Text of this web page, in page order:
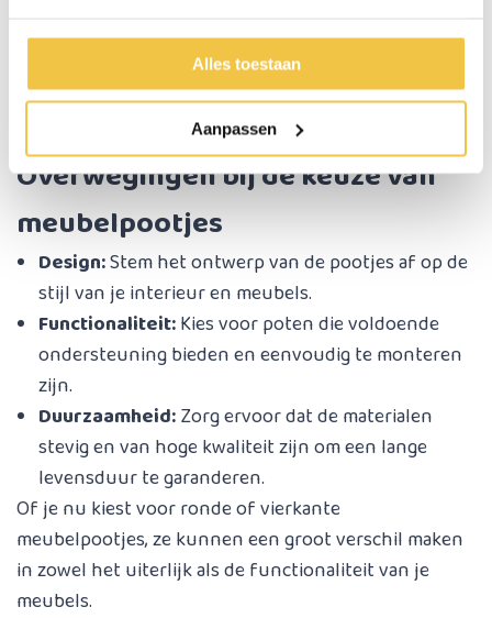
Alles toestaan
Aanpassen
Hoge stabiliteit:door hun vorm bieden vierkante
poten een uitstekende stabiliteit, wat ideaal is voor
grotere meubels zoals kasten of bedden.
Overwegingen bij de keuze van
meubelpootjes
Design:Stem het ontwerp van de pootjes af op de
stijl van je interieur en meubels.
Functionaliteit:Kies voor poten die voldoende
ondersteuning bieden en eenvoudig te monteren
zijn.
Duurzaamheid:Zorg ervoor dat de materialen
stevig en van hoge kwaliteit zijn om een lange
levensduur te garanderen.
Of je nu kiest voor ronde of vierkante
meubelpootjes, ze kunnen een groot verschil maken
in zowel het uiterlijk als de functionaliteit van je
meubels.